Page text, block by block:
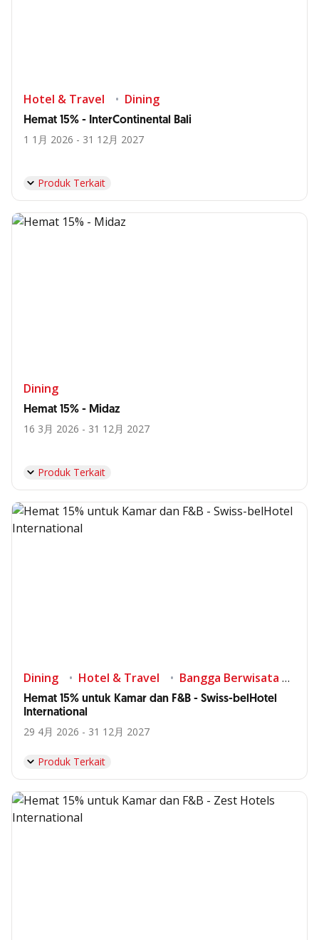
Hotel & Travel Dining
Hemat 15% - InterContinental Bali
1 1月 2026 - 31 12月 2027
Produk Terkait
Dining
Hemat 15% - Midaz
16 3月 2026 - 31 12月 2027
Produk Terkait
Dining Hotel & Travel Bangga Berwisata di Indonesia
Hemat 15% untuk Kamar dan F&B - Swiss-belHotel
International
29 4月 2026 - 31 12月 2027
Produk Terkait